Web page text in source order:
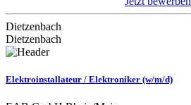
Dietzenbach
Dietzenbach
Elektroinstallateur / Elektroniker (w/m/d)